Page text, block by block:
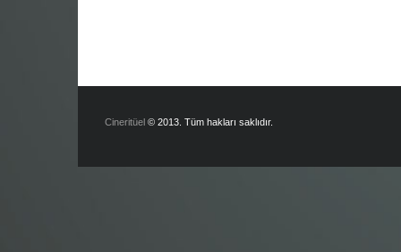
Cineritüel © 2013. Tüm hakları saklıdır.